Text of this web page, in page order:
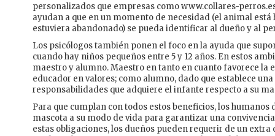
personalizados que empresas como www.collares-
ayudan a que en un momento de necesidad (el animal
estuviera abandonado) se pueda identificar al dueño y al
Los psicólogos también ponen el foco en la ayuda que
cuando hay niños pequeños entre 5 y 12 años. En estos
maestro y alumno. Maestro en tanto en cuanto favorece la
educador en valores; como alumno, dado que establece
responsabilidades que adquiere el infante respecto a su
Para que cumplan con todos estos beneficios, los
mascota a su modo de vida para garantizar una
estas obligaciones, los dueños pueden requerir de un